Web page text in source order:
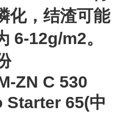
化，结渣可能
6-12g/m2。
ZN C 530
Starter 65(中